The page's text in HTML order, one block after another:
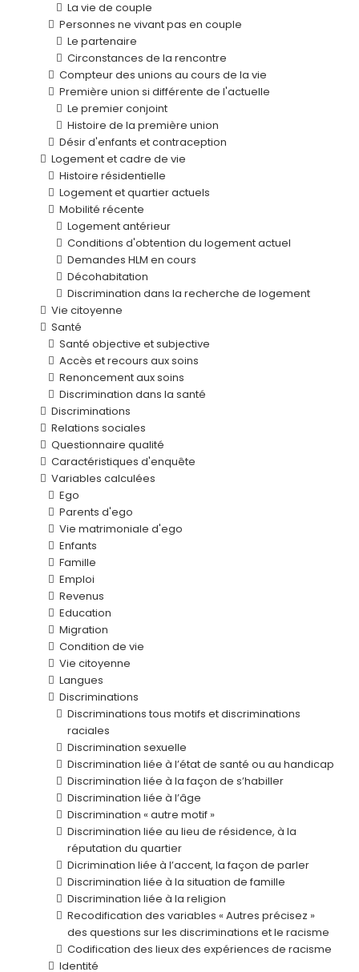
La vie de couple
Personnes ne vivant pas en couple
Le partenaire
Circonstances de la rencontre
Compteur des unions au cours de la vie
Première union si différente de l'actuelle
Le premier conjoint
Histoire de la première union
Désir d'enfants et contraception
Logement et cadre de vie
Histoire résidentielle
Logement et quartier actuels
Mobilité récente
Logement antérieur
Conditions d'obtention du logement actuel
Demandes HLM en cours
Décohabitation
Discrimination dans la recherche de logement
Vie citoyenne
Santé
Santé objective et subjective
Accès et recours aux soins
Renoncement aux soins
Discrimination dans la santé
Discriminations
Relations sociales
Questionnaire qualité
Caractéristiques d'enquête
Variables calculées
Ego
Parents d'ego
Vie matrimoniale d'ego
Enfants
Famille
Emploi
Revenus
Education
Migration
Condition de vie
Vie citoyenne
Langues
Discriminations
Discriminations tous motifs et discriminations
raciales
Discrimination sexuelle
Discrimination liée à l’état de santé ou au handicap
Discrimination liée à la façon de s’habiller
Discrimination liée à l’âge
Discrimination « autre motif »
Discrimination liée au lieu de résidence, à la
réputation du quartier
Dicrimination liée à l’accent, la façon de parler
Discrimination liée à la situation de famille
Discrimination liée à la religion
Recodification des variables « Autres précisez »
des questions sur les discriminations et le racisme
Codification des lieux des expériences de racisme
Identité